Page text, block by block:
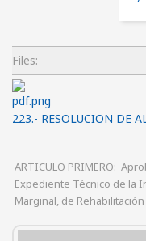
Files:
223.- RESOLUCION DE
ARTICULO PRIMERO:
Expediente Técnico de la
Marginal, de